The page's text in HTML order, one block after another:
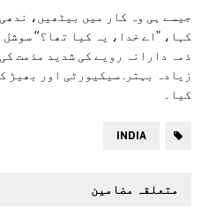
جیسے ہی وہ کار میں بیٹھیں،
کہا، "اے خدا، یہ کیا تھا؟”
ذمہ دارانہ رویے کی شدید مذمت
زیادہ بہتر. سیکیورٹی اور بھیڑ
کیا۔
INDIA
متعلقہ مضامین